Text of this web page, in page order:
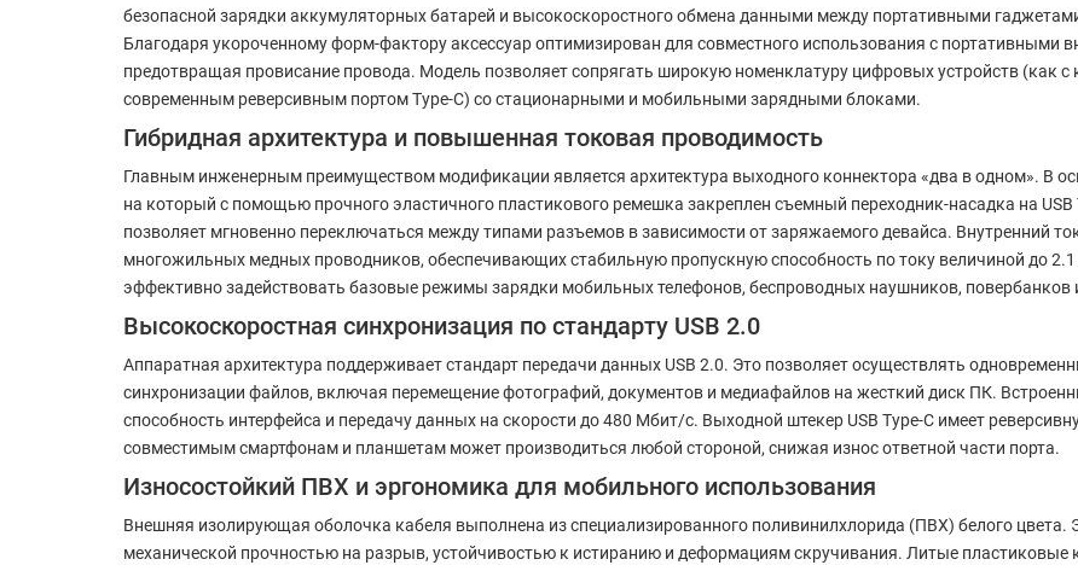
безопасной зарядки аккумуляторных батарей и высокоскоростного обмена данными между портативными
Благодаря укороченному форм-фактору аксессуар оптимизирован для совместного использования с портативными
предотвращая провисание провода. Модель позволяет сопрягать широкую номенклатуру цифровых устройств (как с
современным реверсивным портом Type-C) со стационарными и мобильными зарядными блоками.
Гибридная архитектура и повышенная токовая проводимость
Главным инженерным преимуществом модификации является архитектура выходного коннектора «два в одном». В
на который с помощью прочного эластичного пластикового ремешка закреплен съемный переходник-насадка на USB
позволяет мгновенно переключаться между типами разъемов в зависимости от заряжаемого девайса. Внутренний
многожильных медных проводников, обеспечивающих стабильную пропускную способность по току величиной до
эффективно задействовать базовые режимы зарядки мобильных телефонов, беспроводных наушников, повербанков
Высокоскоростная синхронизация по стандарту USB 2.0
Аппаратная архитектура поддерживает стандарт передачи данных USB 2.0. Это позволяет осуществлять
синхронизации файлов, включая перемещение фотографий, документов и медиафайлов на жесткий диск ПК.
способность интерфейса и передачу данных на скорости до 480 Мбит/с. Выходной штекер USB Type-C имеет
совместимым смартфонам и планшетам может производиться любой стороной, снижая износ ответной части порта.
Износостойкий ПВХ и эргономика для мобильного использования
Внешняя изолирующая оболочка кабеля выполнена из специализированного поливинилхлорида (ПВХ) белого цвета.
механической прочностью на разрыв, устойчивостью к истиранию и деформациям скручивания. Литые